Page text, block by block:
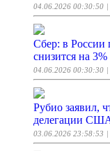
04.06.2026 00:30:50
Сбер: в России
снизится на 3%
04.06.2026 00:30:30
Рубио заявил,
делегации
03.06.2026 23:58:53